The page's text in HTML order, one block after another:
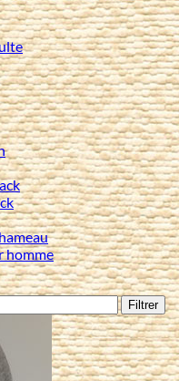
homme
Filtrer